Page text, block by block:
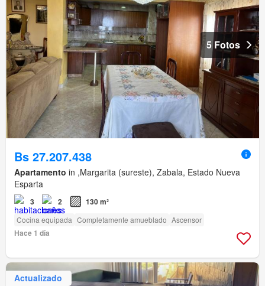
5 Fotos
Bs 27.207.438
Apartamento in ,Margarita (sureste), Zabala, Estado Nueva
Esparta
3 2 130 m²
Cocina equipada Completamente amueblado Ascensor
Hace 1 día
Actualizado